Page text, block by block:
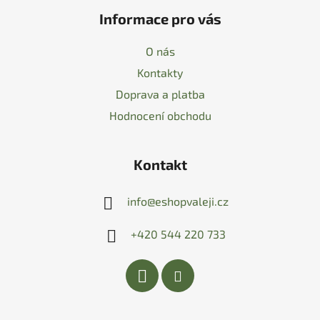
Informace pro vás
O nás
Kontakty
Doprava a platba
Hodnocení obchodu
Kontakt
info@eshopvaleji.cz
+420 544 220 733